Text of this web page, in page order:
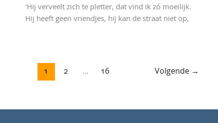
‘Hij verveelt zich te pletter, dat vind ik zó moeilijk.
Hij heeft geen vriendjes, hij kan de straat niet op,
1 2 … 16 Volgende →